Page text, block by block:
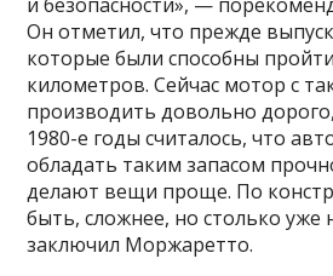
Он отметил, что прежде
которые были способны
километров. Сейчас мотор с
производить довольно
1980-е годы считалось, что
обладать таким запасом
делают вещи проще. По
быть, сложнее, но столько уже
заключил Моржаретто.